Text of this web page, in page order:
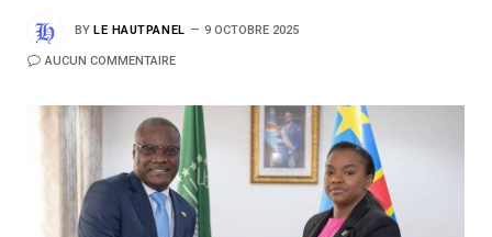
BY LE HAUTPANEL 9 OCTOBRE 2025
AUCUN COMMENTAIRE